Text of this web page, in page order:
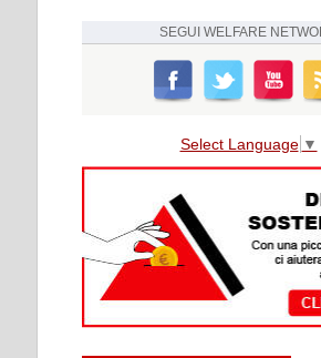
SEGUI WELFARE
Select Language ▼